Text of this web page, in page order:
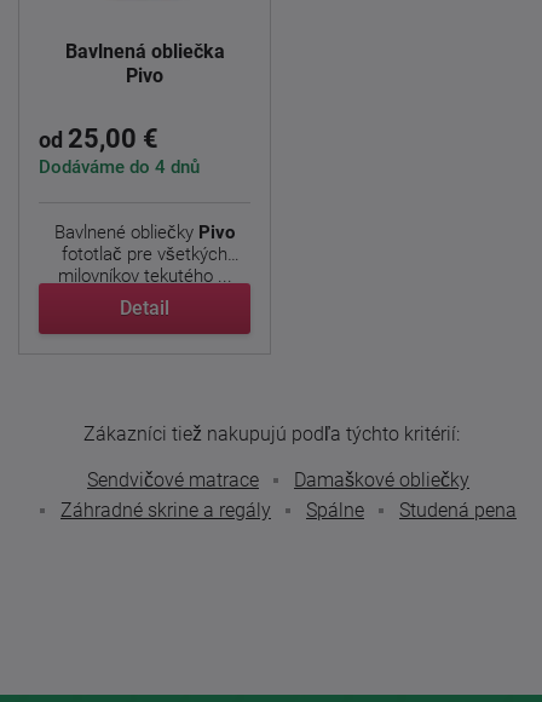
Bavlnená obliečka
Pivo
od 25,00 €
Dodáváme do 4 dnů
Bavlnené obliečky Pivo
fototlač pre všetkých
milovníkov tekutého ...
Detail
Zákazníci tiež nakupujú podľa týchto kritérií:
Sendvičové matrace
Damaškové obliečky
Záhradné skrine a regály
Spálne Studená pena